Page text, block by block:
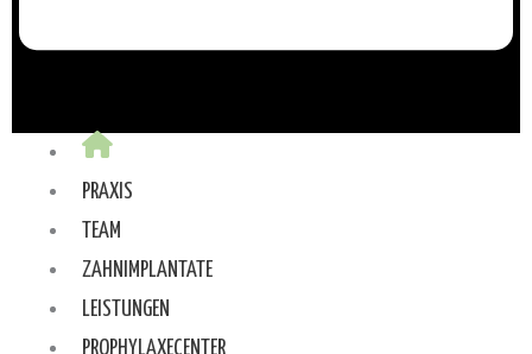
PRAXIS
TEAM
ZAHNIMPLANTATE
LEISTUNGEN
PROPHYLAXECENTER